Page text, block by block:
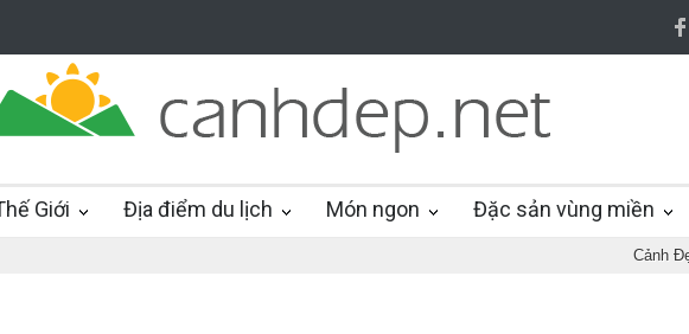
Giới Địa điểm du lịch Món ngon Đặc sản vùng miền
Cảnh